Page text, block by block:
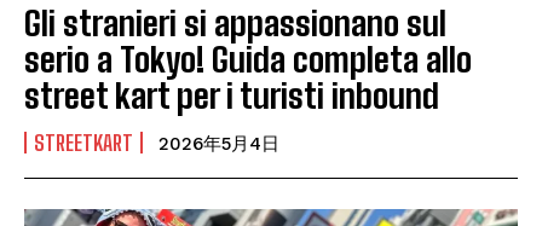
Gli stranieri si appassionano sul
serio a Tokyo! Guida completa allo
street kart per i turisti inbound
STREETKART 2026年5月4日